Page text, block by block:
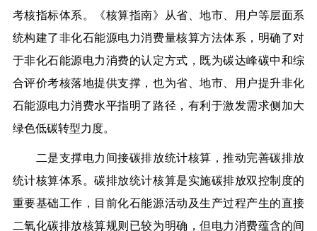
考核指标体系。《核算指南》从省、地市、用户等层面系
统构建了非化石能源电力消费量核算方法体系，明确了对
于非化石能源电力消费的认定方式，既为碳达峰碳中和综
合评价考核落地提供支撑，也为省、地市、用户提升非化
石能源电力消费水平指明了路径，有利于激发需求侧加大
绿色低碳转型力度。
二是支撑电力间接碳排放统计核算，推动完善碳排放
统计核算体系。碳排放统计核算是实施碳排放双控制度的
重要基础工作，目前化石能源活动及生产过程产生的直接
二氧化碳排放核算规则已较为明确，但电力消费蕴含的间